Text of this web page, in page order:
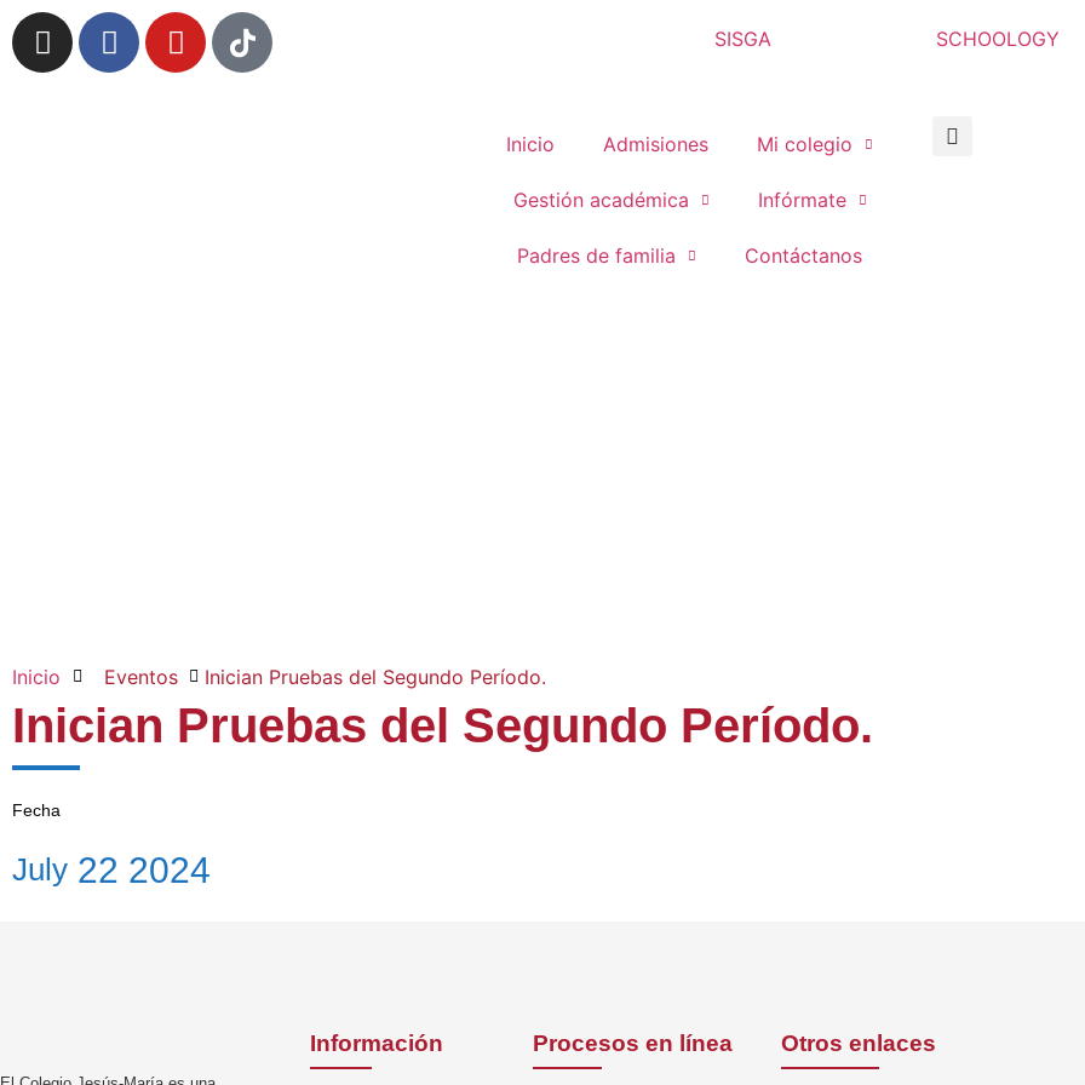
SISGA SCHOOLOGY
Inicio Admisiones Mi colegio
Gestión académica Infórmate
Padres de familia Contáctanos
Inicio Eventos Inician Pruebas del Segundo Período.
Inician Pruebas del Segundo Período.
Fecha
July 22 2024
Información Procesos en línea Otros enlaces